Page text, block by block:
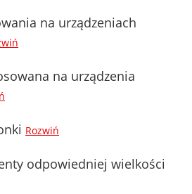
na urządzeniach
na urządzenia
Rozwiń
odpowiedniej wielkości